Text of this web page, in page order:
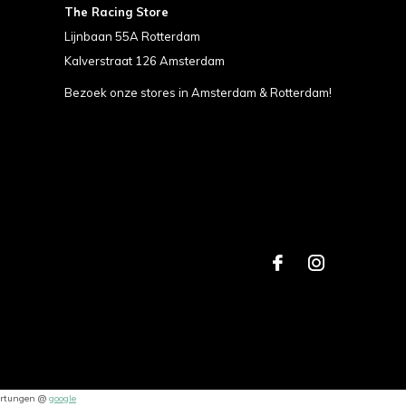
The Racing Store
Lijnbaan 55A Rotterdam
Kalverstraat 126 Amsterdam
Bezoek onze stores in Amsterdam & Rotterdam!
@ google